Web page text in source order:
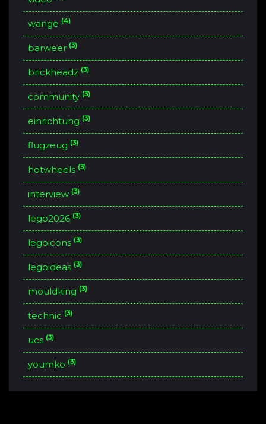
wange (4)
barweer (3)
brickheadz (3)
community (3)
einrichtung (3)
flugzeug (3)
hotwheels (3)
interview (3)
lego2026 (3)
legoicons (3)
legoideas (3)
mouldking (3)
technic (3)
ucs (3)
youmko (3)